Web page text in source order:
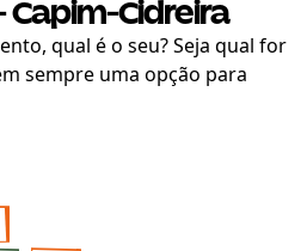
Capim-Cidreira
qual é o seu? Seja qual for
sempre uma opção para